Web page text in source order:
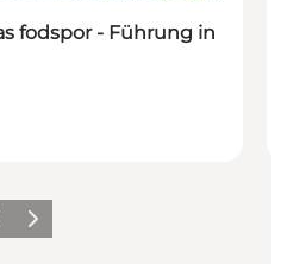
fodspor - Führung in
Weiter